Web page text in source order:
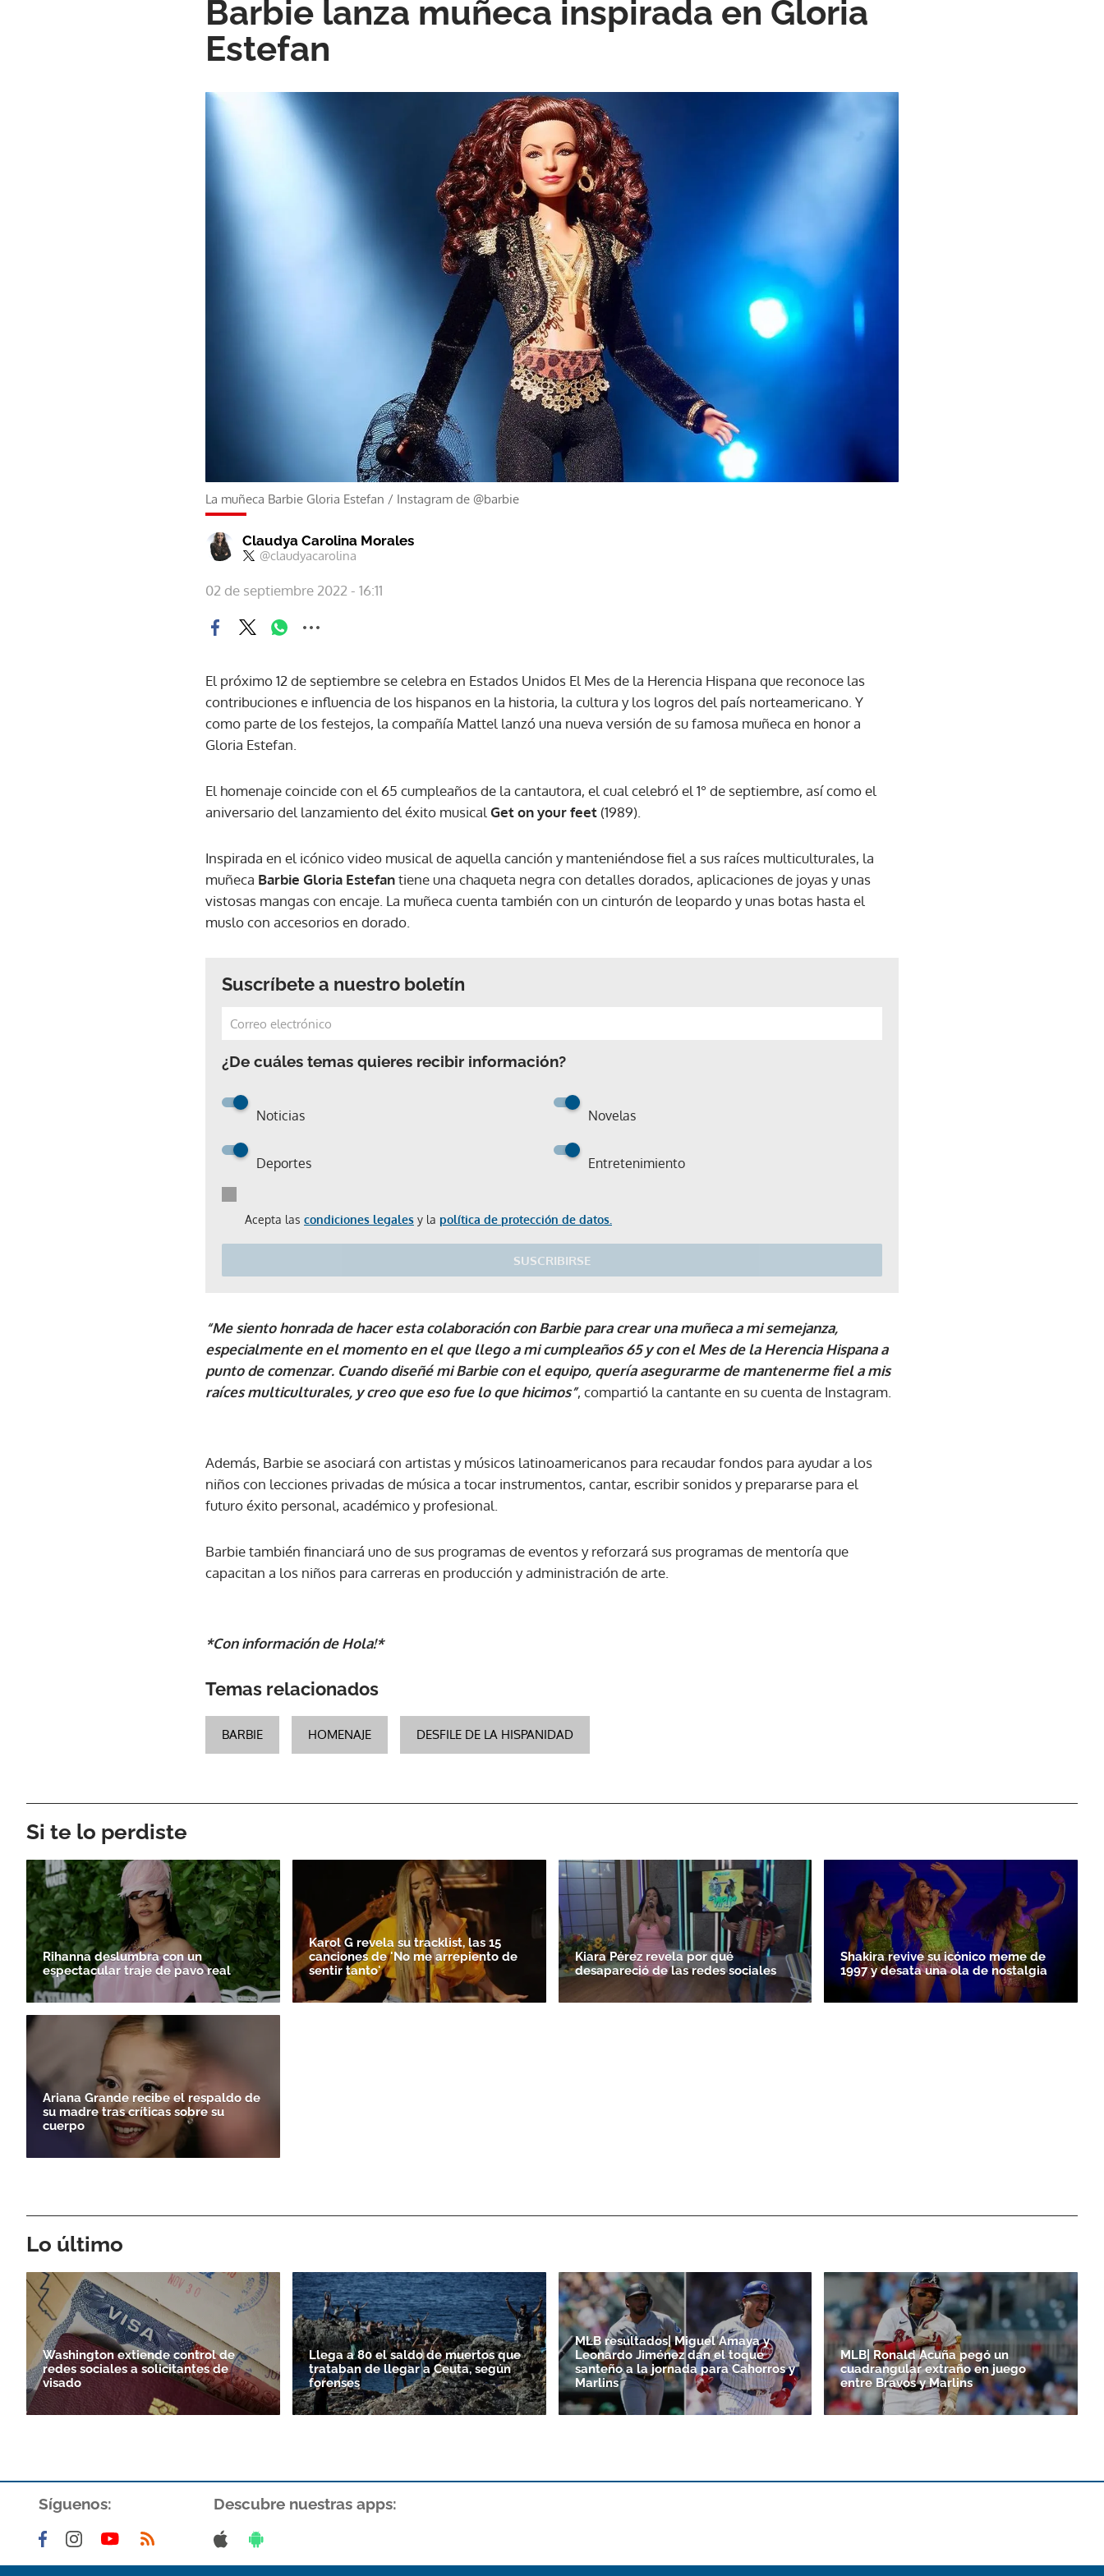
Barbie lanza muñeca inspirada en Gloria
Estefan
La muñeca Barbie Gloria Estefan / Instagram de @barbie
Claudya Carolina Morales
@claudyacarolina
02 de septiembre 2022 - 16:11
El próximo 12 de septiembre se celebra en Estados Unidos El Mes de la Herencia Hispana que reconoce las
contribuciones e influencia de los hispanos en la historia, la cultura y los logros del país norteamericano. Y
como parte de los festejos, la compañía Mattel lanzó una nueva versión de su famosa muñeca en honor a
Gloria Estefan.
El homenaje coincide con el 65 cumpleaños de la cantautora, el cual celebró el 1° de septiembre, así como el
aniversario del lanzamiento del éxito musical Get on your feet (1989).
Inspirada en el icónico video musical de aquella canción y manteniéndose fiel a sus raíces multiculturales, la
muñeca Barbie Gloria Estefantiene una chaqueta negra con detalles dorados, aplicaciones de joyas y unas
vistosas mangas con encaje. La muñeca cuenta también con un cinturón de leopardo y unas botas hasta el
muslo con accesorios en dorado.
Suscríbete a nuestro boletín
¿De cuáles temas quieres recibir información?
Noticias Novelas
Deportes Entretenimiento
Acepta las condiciones legales y la política de protección de datos.
SUSCRIBIRSE
Gracias por suscribirte a nuestro boletín.
“Me siento honrada de hacer esta colaboración con Barbie para crear una muñeca a mi semejanza,
especialmente en el momento en el que llego a mi cumpleaños 65 y con el Mes de la Herencia Hispana a
punto de comenzar. Cuando diseñé mi Barbie con el equipo, quería asegurarme de mantenerme fiel a mis
raíces multiculturales, y creo que eso fue lo que hicimos”, compartió la cantante en su cuenta de Instagram.
Además, Barbie se asociará con artistas y músicos latinoamericanos para recaudar fondos para ayudar a los
niños con lecciones privadas de música a tocar instrumentos, cantar, escribir sonidos y prepararse para el
futuro éxito personal, académico y profesional.
Barbie también financiará uno de sus programas de eventos y reforzará sus programas de mentoría que
capacitan a los niños para carreras en producción y administración de arte.
*Con información de Hola!*
Temas relacionados
BARBIE HOMENAJE DESFILE DE LA HISPANIDAD
Si te lo perdiste
Rihanna deslumbra con un
espectacular traje de pavo real
Karol G revela su tracklist, las 15
canciones de 'No me arrepiento de
sentir tanto'
Kiara Pérez revela por qué
desapareció de las redes sociales
Shakira revive su icónico meme de
1997 y desata una ola de nostalgia
Ariana Grande recibe el respaldo de
su madre tras críticas sobre su
cuerpo
Lo último
Washington extiende control de
redes sociales a solicitantes de
visado
Llega a 80 el saldo de muertos que
trataban de llegar a Ceuta, según
forenses
MLB resultados| Miguel Amaya y
Leonardo Jiménez dan el toque
santeño a la jornada para Cahorros y
Marlins
MLB| Ronald Acuña pegó un
cuadrangular extraño en juego
entre Bravos y Marlins
Síguenos: Descubre nuestras apps: